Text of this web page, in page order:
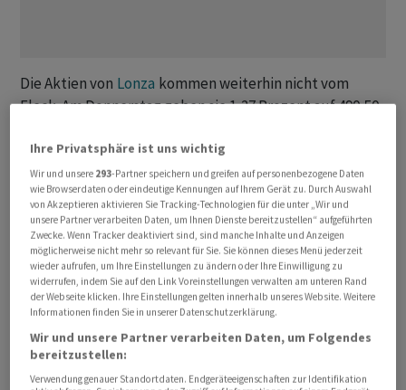
Die Aktien von Lonza kommen weiterhin nicht vom
Fleck. Am Donnerstag geben sie 1,27 Prozent auf 490,50
deutlich unter der Marke von 550 Franken, die sie
zuletzt vor dem im Januar präsentierten Jahresbericht
2025 gehalten hatten.
Der Zahlenkranz lag insgesamt in, teilweise leicht über
den Erwartungen. Dennoch fiel die Aktie. Die an sich
guten Nachrichten zum Geschäftsgang des in Basel
ansässigen Unternehmens gingen offenbar in den
Negativmeldungen zur geopolitischen Situation unter.
Die Zürcher Kantonalbank (ZKB) attestiert dem
Ihre Privatsphäre ist uns wichtig
Wir und unsere 293-Partner speichern und greifen auf personenbezogene Daten
wie Browserdaten oder eindeutige Kennungen auf Ihrem Gerät zu. Durch Auswahl
von Akzeptieren aktivieren Sie Tracking-Technologien für die unter „Wir und
unsere Partner verarbeiten Daten, um Ihnen Dienste bereitzustellen“ aufgeführten
Zwecke. Wenn Tracker deaktiviert sind, sind manche Inhalte und Anzeigen
möglicherweise nicht mehr so relevant für Sie. Sie können dieses Menü jederzeit
wieder aufrufen, um Ihre Einstellungen zu ändern oder Ihre Einwilligung zu
widerrufen, indem Sie auf den Link Voreinstellungen verwalten am unteren Rand
der Webseite klicken. Ihre Einstellungen gelten innerhalb unseres Website. Weitere
Informationen finden Sie in unserer Datenschutzerklärung.
Wir und unsere Partner verarbeiten Daten, um Folgendes
bereitzustellen:
Verwendung genauer Standortdaten. Endgeräteeigenschaften zur Identifikation